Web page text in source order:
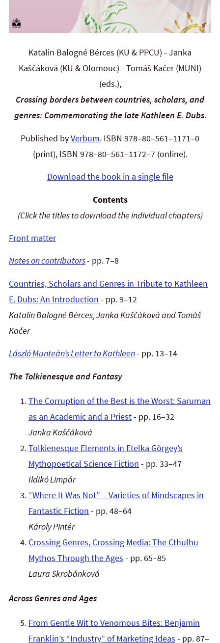
Katalin Balogné Bérces (KU & PPCU) - Janka
Kaščáková (KU & Olomouc) - Tomáš Kačer (MUNI)
(eds.),
Crossing borders between countries, scholars, and
genres: Commemorating the late Kathleen E. Dubs.
Published byVerbum. ISBN 978–80–561–1171–0
(print), ISBN 978–80–561–1172–7 (online).
Download the book in a single file
Contents
(Click the titles to download the individual chapters)
Front matter
Notes on contributors- pp. 7–8
Countries, Scholars and Genres in Tribute to Kathleen
E. Dubs: An Introduction - pp. 9–12
Katalin Balogné Bérces, Janka Kaščáková and Tomáš
Kačer
László Munteán’s Letter to Kathleen- pp. 13–14
The Tolkienesque and Fantasy
The Corruption of the Best is the Worst: Saruman
as an Academic and a Priest- pp. 16–32
Janka Kaščáková
Tolkienesque Elements in Etelka Görgey’s
Mythopoetical Science Fiction - pp. 33–47
Ildikó Limpár
“Where It Was Not” – Varieties of Mindscapes in
Fantastic Fiction - pp. 48–64
Károly Pintér
Crossing Genres, Crossing Media: The Cthulhu
Mythos Through the Ages - pp. 65–85
Laura Škrobánková
Across Genres and Ages
From Gentle Wit to Venomous Bites: Benjamin
Franklin’s “Industry” of Marketing Ideas - pp. 87–